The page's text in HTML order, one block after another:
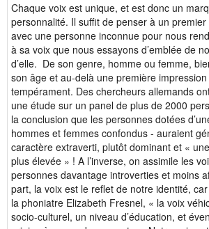
Chaque voix est unique, et est donc un
personnalité. Il suffit de penser à un
avec une personne inconnue pour nous
à sa voix que nous essayons d’emblée de
d’elle. De son genre, homme ou femme,
son âge et au-delà une première
tempérament. Des chercheurs allemands
une étude sur un panel de plus de 2000
la conclusion que les personnes dotées
hommes et femmes confondus - auraient
caractère extraverti, plutôt dominant et «
plus élevée » ! A l’inverse, on assimile les
personnes davantage introverties et moins
part, la voix est le reflet de notre identité,
la phoniatre Elizabeth Fresnel, « la voix
socio-culturel, un niveau d’éducation, et